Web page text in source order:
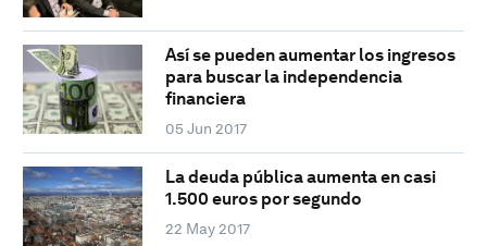
Así se pueden aumentar los ingresos
para buscar la independencia
financiera
05 Jun 2017
La deuda pública aumenta en casi
1.500 euros por segundo
22 May 2017